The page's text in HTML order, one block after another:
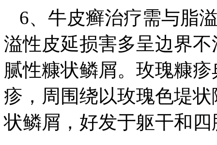
6、牛皮癣治疗需与脂
溢性皮延损害多呈边界
腻性糠状鳞屑。玫瑰糠
疹，周围绕以玫瑰色堤
状鳞屑，好发于躯干和